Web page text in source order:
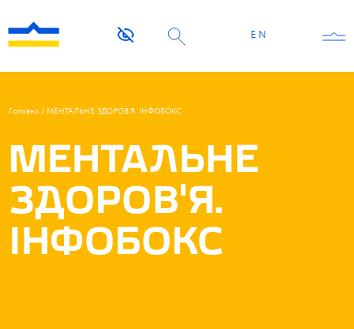
EN
Головна / МЕНТАЛЬНЕ ЗДОРОВ’Я. ІНФОБОКС
МЕНТАЛЬНЕ
ЗДОРОВ’Я.
ІНФОБОКС